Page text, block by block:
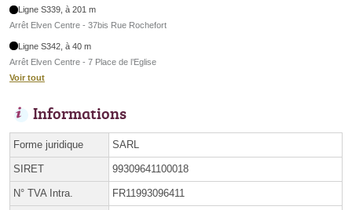
Ligne S339, à 201 m
Arrêt Elven Centre - 37bis Rue Rochefort
Ligne S342, à 40 m
Arrêt Elven Centre - 7 Place de l’Eglise
Voir tout
Informations
Forme juridique SARL
SIRET 99309641100018
N° TVA Intra. FR11993096411